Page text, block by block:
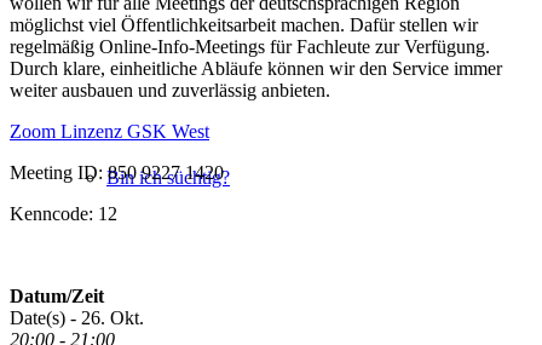
Bin ich süchtig?
möglichst viel Öffentlichkeitsarbeit machen. Dafür stellen wir
regelmäßig Online-Info-Meetings für Fachleute zur Verfügung.
Durch klare, einheitliche Abläufe können wir den Service immer
weiter ausbauen und zuverlässig anbieten.
Zoom Linzenz GSK West
Meeting ID: 850 9227 1420
Kenncode: 12
Datum/Zeit
Date(s) - 26. Okt.
20:00 - 21:00